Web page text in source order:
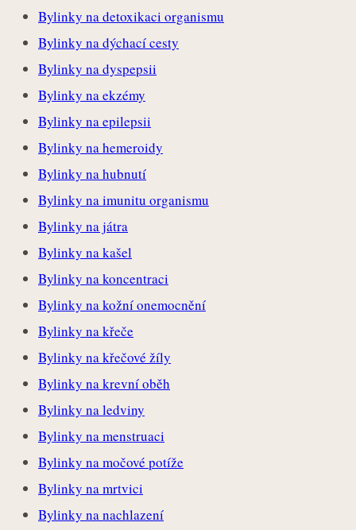
Bylinky na detoxikaci organismu
Bylinky na dýchací cesty
Bylinky na dyspepsii
Bylinky na ekzémy
Bylinky na epilepsii
Bylinky na hemeroidy
Bylinky na hubnutí
Bylinky na imunitu organismu
Bylinky na játra
Bylinky na kašel
Bylinky na koncentraci
Bylinky na kožní onemocnění
Bylinky na křeče
Bylinky na křečové žíly
Bylinky na krevní oběh
Bylinky na ledviny
Bylinky na menstruaci
Bylinky na močové potíže
Bylinky na mrtvici
Bylinky na nachlazení